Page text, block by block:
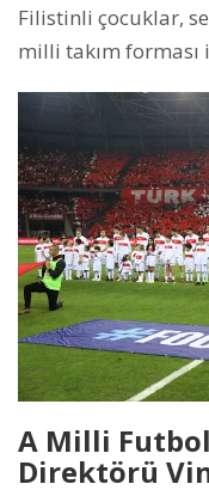
Filistinli çocuklar,
milli takım forması
A Milli
Direktörü